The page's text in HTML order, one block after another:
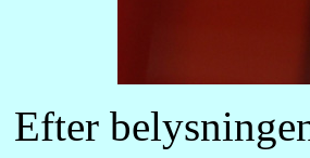
Efter